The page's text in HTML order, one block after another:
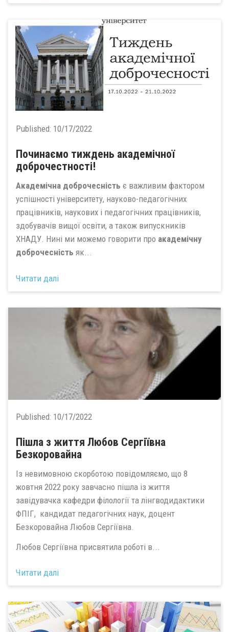
Published: 10/17/2022
Починаємо тиждень академічної
доброчестності!
Академічна доброчесність є важливим фактором
успішності університету, науково-педагогічних
працівників, наукових і педагогічних працівників,
здобувачів вищої освіти, а також випускників
ХНАДУ. Нині ми можемо говорити про академічну
доброчесність як...
Читати далі
Published: 10/17/2022
Пішла з життя Любов Сергіївна
Безкоровайна
Із невимовною скорботою повідомляємо, що 8
жовтня 2022 року завчасно пішла із життя
завідувачка кафедри філології та лінгводидактики
ФПІГ, кандидат педагогічних наук, доцент
Безкоровайна Любов Сергіївна.
Любов Сергіївна присвятила роботі в...
Читати далі